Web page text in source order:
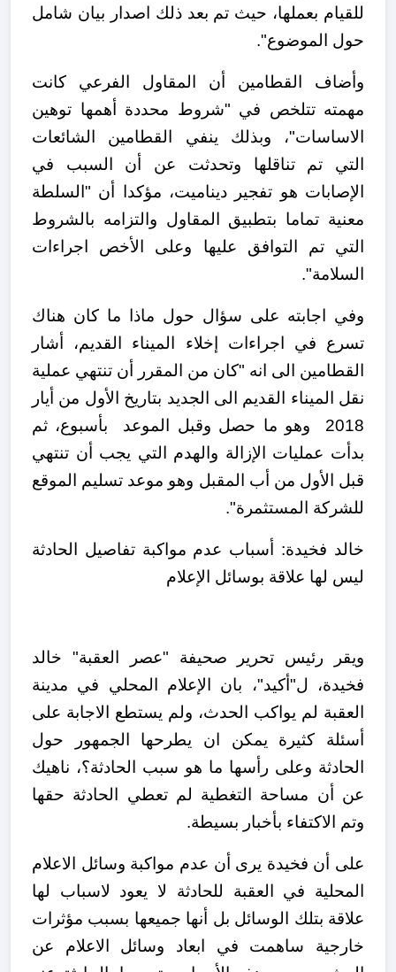
للقيام بعملها، حيث تم بعد ذلك اصدار بيان شامل
حول الموضوع".
وأضاف القطامين أن المقاول الفرعي كانت
مهمته تتلخص في "شروط محددة أهمها توهين
الاساسات"، وبذلك ينفي القطامين الشائعات
التي تم تناقلها وتحدثت عن أن السبب في
الإصابات هو تفجير ديناميت، مؤكدا أن "السلطة
معنية تماما بتطبيق المقاول والتزامه بالشروط
التي تم التوافق عليها وعلى الأخص اجراءات
السلامة".
وفي اجابته على سؤال حول ماذا ما كان هناك
تسرع في اجراءات إخلاء الميناء القديم، أشار
القطامين الى انه "كان من المقرر أن تنتهي عملية
نقل الميناء القديم الى الجديد بتاريخ الأول من أيار
2018 وهو ما حصل وقبل الموعد بأسبوع، ثم
بدأت عمليات الإزالة والهدم التي يجب أن تنتهي
قبل الأول من أب المقبل وهو موعد تسليم الموقع
للشركة المستثمرة".
خالد فخيدة: أسباب عدم مواكبة تفاصيل الحادثة
ليس لها علاقة بوسائل الإعلام
ويقر رئيس تحرير صحيفة "عصر العقبة" خالد
فخيدة، ل"أكيد"، بان الإعلام المحلي في مدينة
العقبة لم يواكب الحدث، ولم يستطع الاجابة على
أسئلة كثيرة يمكن ان يطرحها الجمهور حول
الحادثة وعلى رأسها ما هو سبب الحادثة؟، ناهيك
عن أن مساحة التغطية لم تعطي الحادثة حقها
وتم الاكتفاء بأخبار بسيطة.
على أن فخيدة يرى أن عدم مواكبة وسائل الاعلام
المحلية في العقبة للحادثة لا يعود لاسباب لها
علاقة بتلك الوسائل بل أنها جميعها بسبب مؤثرات
خارجية ساهمت في ابعاد وسائل الاعلام عن